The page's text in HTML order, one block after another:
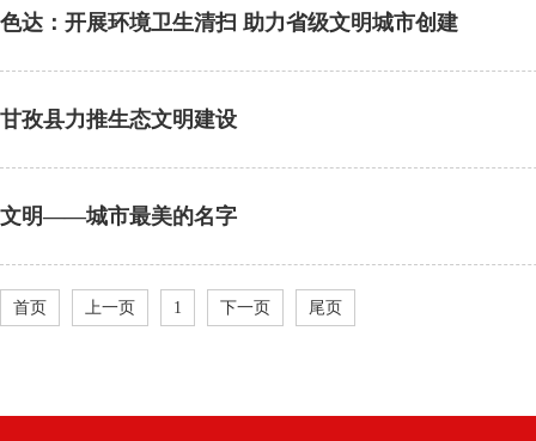
色达：开展环境卫生清扫 助力省级文明城市创建
甘孜县力推生态文明建设
文明——城市最美的名字
首页 上一页 1 下一页 尾页